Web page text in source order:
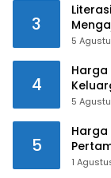
3
5
4
Harga
5
5
Harga
1